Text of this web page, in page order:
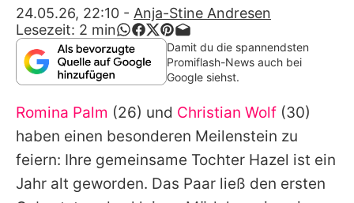
Lifestyle
Familie & Liebe
Promiflash Exklusiv
Alle Themen auf Promiflash
Jobs
App runterladen
24.05.26, 22:10 - Anja-Stine Andresen
Lesezeit: 2 min
Damit du die spannendsten
Promiflash-News auch bei
Google siehst.
Romina Palm (26) und Christian Wolf (30)
haben einen besonderen Meilenstein zu
feiern: Ihre gemeinsame Tochter Hazel ist ein
Jahr alt geworden. Das Paar ließ den ersten